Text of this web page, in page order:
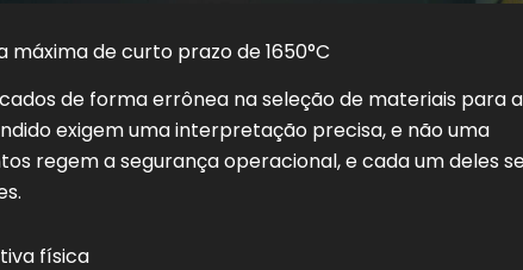
de curto prazo de 1650°C
de forma errônea na seleção de materiais para
exigem uma interpretação precisa, e não uma
regem a segurança operacional, e cada um deles
física